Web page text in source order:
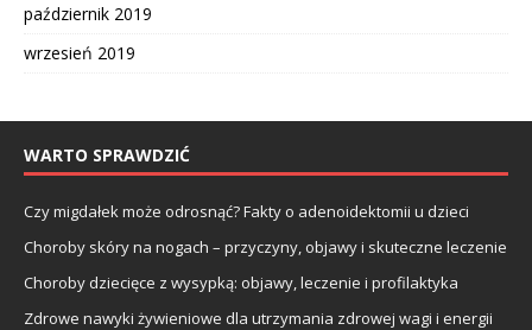
październik 2019
wrzesień 2019
WARTO SPRAWDZIĆ
Czy migdałek może odrosnąć? Fakty o adenoidektomii u dzieci
Choroby skóry na nogach – przyczyny, objawy i skuteczne leczenie
Choroby dziecięce z wysypką: objawy, leczenie i profilaktyka
Zdrowe nawyki żywieniowe dla utrzymania zdrowej wagi i energii